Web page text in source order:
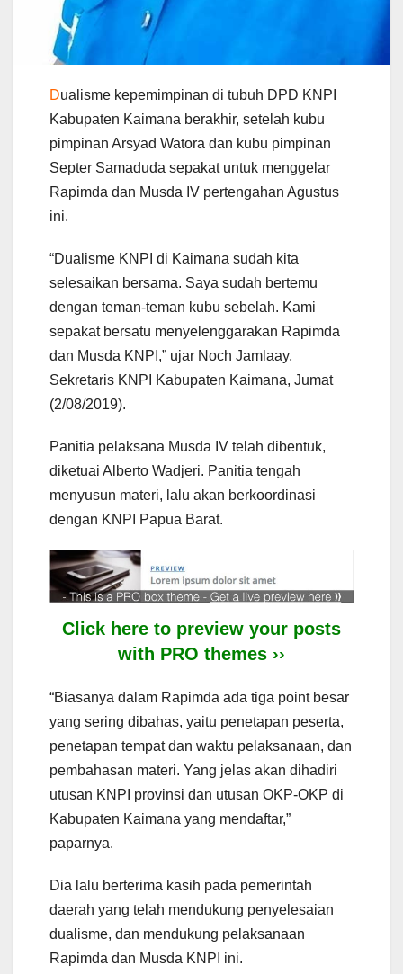
Dualisme kepemimpinan di tubuh DPD KNPI
Kabupaten Kaimana berakhir, setelah kubu
pimpinan Arsyad Watora dan kubu pimpinan
Septer Samaduda sepakat untuk menggelar
Rapimda dan Musda IV pertengahan Agustus
ini.
“Dualisme KNPI di Kaimana sudah kita
selesaikan bersama. Saya sudah bertemu
dengan teman-teman kubu sebelah. Kami
sepakat bersatu menyelenggarakan Rapimda
dan Musda KNPI,” ujar Noch Jamlaay,
Sekretaris KNPI Kabupaten Kaimana, Jumat
(2/08/2019).
Panitia pelaksana Musda IV telah dibentuk,
diketuai Alberto Wadjeri. Panitia tengah
menyusun materi, lalu akan berkoordinasi
dengan KNPI Papua Barat.
Click here to preview your posts
with PRO themes ››
“Biasanya dalam Rapimda ada tiga point besar
yang sering dibahas, yaitu penetapan peserta,
penetapan tempat dan waktu pelaksanaan, dan
pembahasan materi. Yang jelas akan dihadiri
utusan KNPI provinsi dan utusan OKP-OKP di
Kabupaten Kaimana yang mendaftar,”
paparnya.
Dia lalu berterima kasih pada pemerintah
daerah yang telah mendukung penyelesaian
dualisme, dan mendukung pelaksanaan
Rapimda dan Musda KNPI ini.